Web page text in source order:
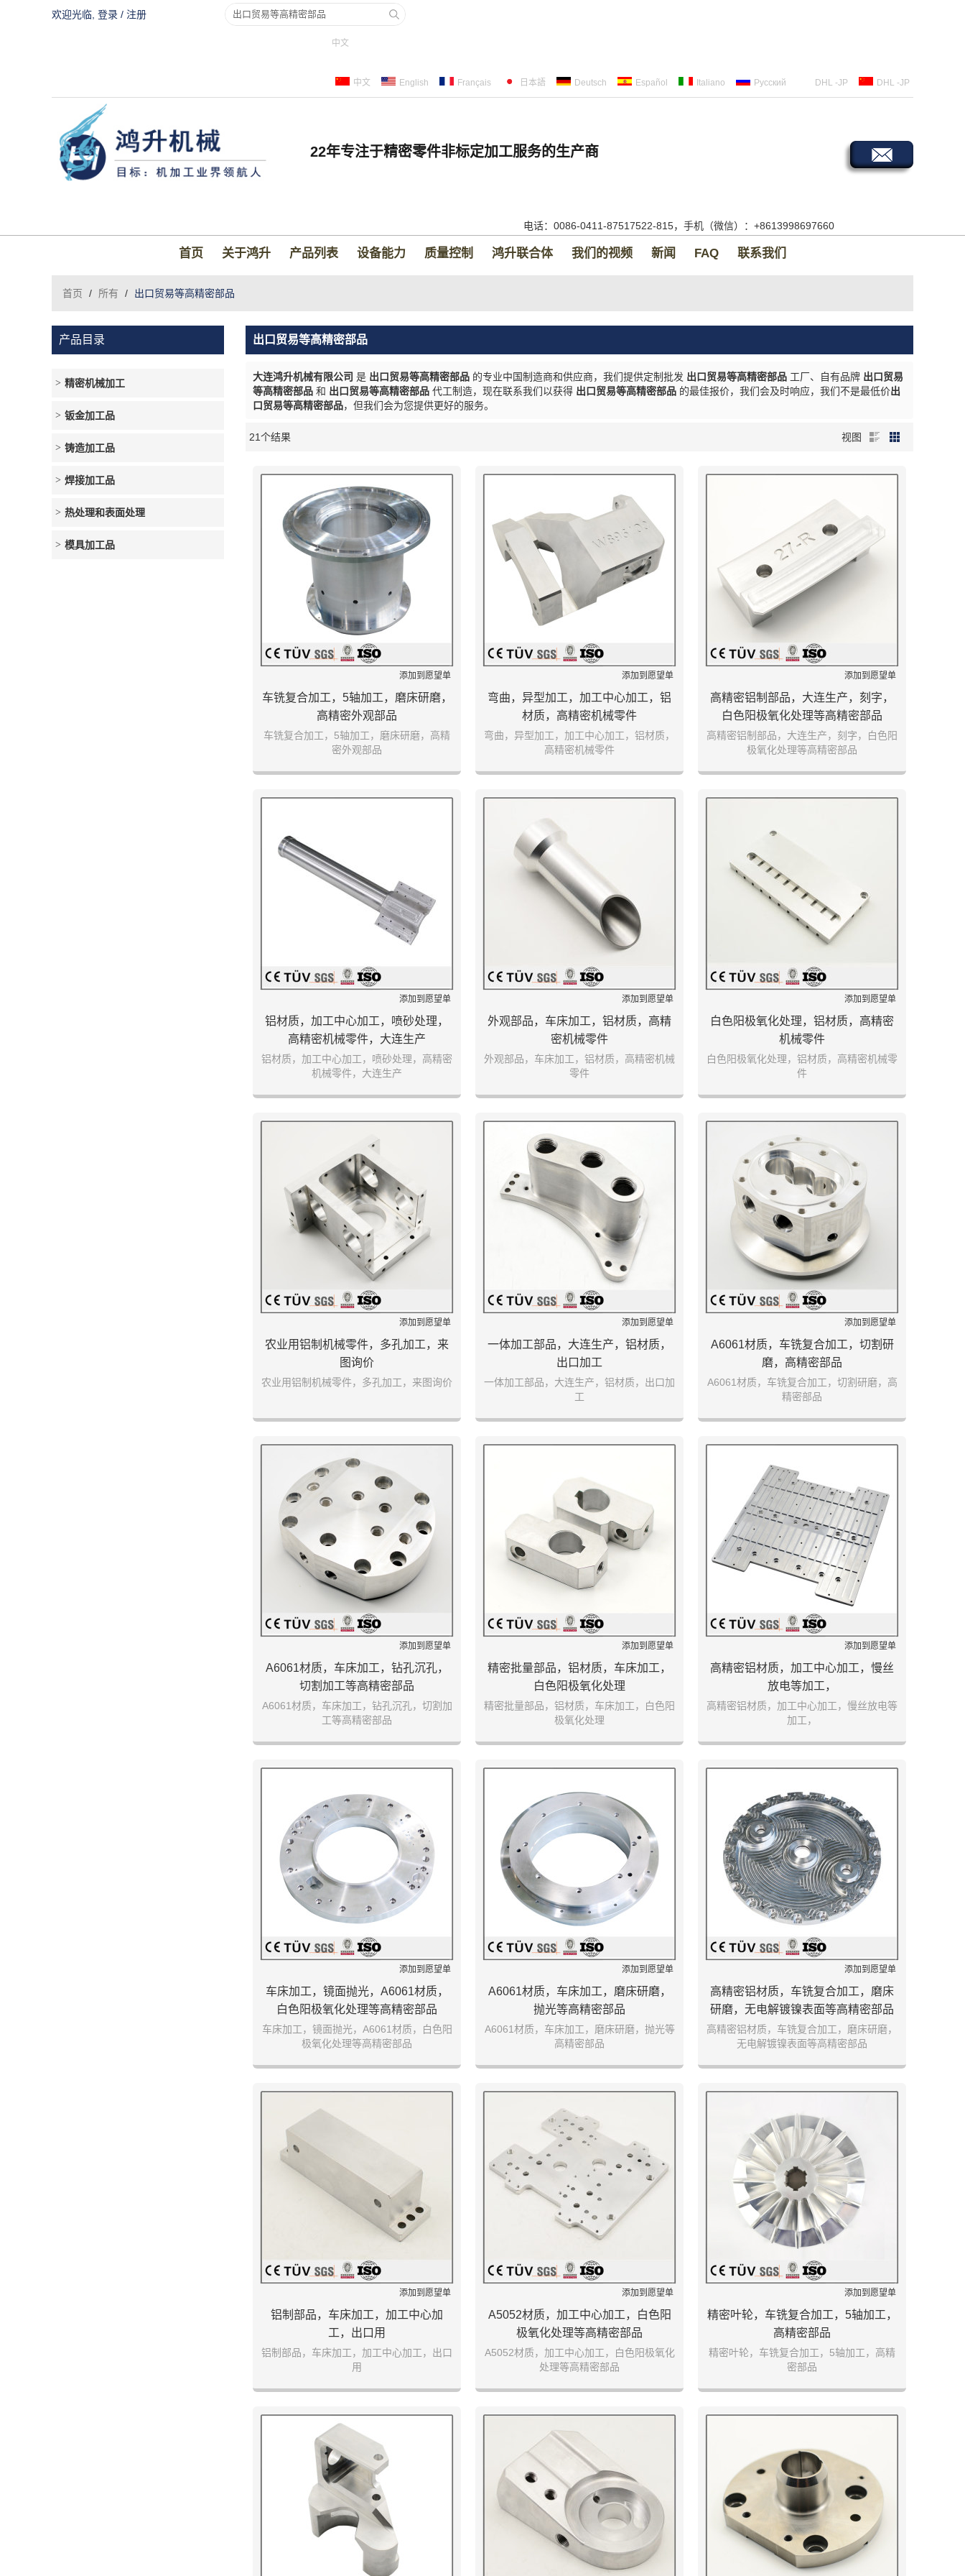
欢迎光临, 登录 / 注册
中文
中文 English Français 日本語 Deutsch Español Italiano Русский DHL -JP DHL -JP
22年专注于精密零件非标定加工服务的生产商
电话：0086-0411-87517522-815，手机（微信）：+8613998697660
首页 关于鸿升 产品列表 设备能力 质量控制 鸿升联合体 我们的视频 新闻 FAQ 联系我们
首页 / 所有 / 出口贸易等高精密部品
产品目录
精密机械加工
钣金加工品
铸造加工品
焊接加工品
热处理和表面处理
模具加工品
出口贸易等高精密部品
大连鸿升机械有限公司 是 出口贸易等高精密部品 的专业中国制造商和供应商，我们提供定制批发 出口贸易等高精密部品 工厂、自有品牌 出口贸易
等高精密部品 和 出口贸易等高精密部品 代工制造，现在联系我们以获得 出口贸易等高精密部品 的最佳报价，我们会及时响应，我们不是最低价出
口贸易等高精密部品，但我们会为您提供更好的服务。
21个结果 视图
添加到愿望单
车铣复合加工，5轴加工，磨床研磨，
高精密外观部品
车铣复合加工，5轴加工，磨床研磨，高精
密外观部品
添加到愿望单
弯曲，异型加工，加工中心加工，铝
材质，高精密机械零件
弯曲，异型加工，加工中心加工，铝材质，
高精密机械零件
添加到愿望单
高精密铝制部品，大连生产，刻字，
白色阳极氧化处理等高精密部品
高精密铝制部品，大连生产，刻字，白色阳
极氧化处理等高精密部品
添加到愿望单
铝材质，加工中心加工，喷砂处理，
高精密机械零件，大连生产
铝材质，加工中心加工，喷砂处理，高精密
机械零件，大连生产
添加到愿望单
外观部品，车床加工，铝材质，高精
密机械零件
外观部品，车床加工，铝材质，高精密机械
零件
添加到愿望单
白色阳极氧化处理，铝材质，高精密
机械零件
白色阳极氧化处理，铝材质，高精密机械零
件
添加到愿望单
农业用铝制机械零件，多孔加工，来
图询价
农业用铝制机械零件，多孔加工，来图询价
添加到愿望单
一体加工部品，大连生产，铝材质，
出口加工
一体加工部品，大连生产，铝材质，出口加
工
添加到愿望单
A6061材质，车铣复合加工，切割研
磨，高精密部品
A6061材质，车铣复合加工，切割研磨，高
精密部品
添加到愿望单
A6061材质，车床加工，钻孔沉孔，
切割加工等高精密部品
A6061材质，车床加工，钻孔沉孔，切割加
工等高精密部品
添加到愿望单
精密批量部品，铝材质，车床加工，
白色阳极氧化处理
精密批量部品，铝材质，车床加工，白色阳
极氧化处理
添加到愿望单
高精密铝材质，加工中心加工，慢丝
放电等加工，
高精密铝材质，加工中心加工，慢丝放电等
加工，
添加到愿望单
车床加工，镜面抛光，A6061材质，
白色阳极氧化处理等高精密部品
车床加工，镜面抛光，A6061材质，白色阳
极氧化处理等高精密部品
添加到愿望单
A6061材质，车床加工，磨床研磨，
抛光等高精密部品
A6061材质，车床加工，磨床研磨，抛光等
高精密部品
添加到愿望单
高精密铝材质，车铣复合加工，磨床
研磨，无电解镀镍表面等高精密部品
高精密铝材质，车铣复合加工，磨床研磨，
无电解镀镍表面等高精密部品
添加到愿望单
铝制部品，车床加工，加工中心加
工，出口用
铝制部品，车床加工，加工中心加工，出口
用
添加到愿望单
A5052材质，加工中心加工，白色阳
极氧化处理等高精密部品
A5052材质，加工中心加工，白色阳极氧化
处理等高精密部品
添加到愿望单
精密叶轮，车铣复合加工，5轴加工，
高精密部品
精密叶轮，车铣复合加工，5轴加工，高精
密部品